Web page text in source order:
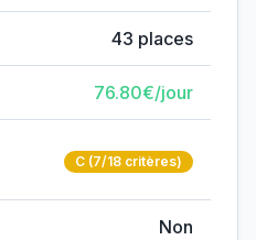
43 places
76.80€/jour
C (7/18 critères)
Non